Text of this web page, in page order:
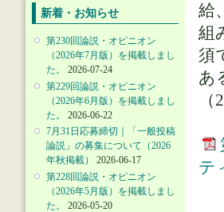
新着・お知らせ
第230回論説・オピニオン
（2026年7月版）を掲載しまし
た。
2026-07-24
第229回論説・オピニオン
（2026年6月版）を掲載しまし
た。
2026-06-22
7月31日応募締切｜「一般投稿
論説」の募集について（2026
年秋掲載）
2026-06-17
第228回論説・オピニオン
（2026年5月版）を掲載しまし
た。
2026-05-20
給
組
須
あ
テ